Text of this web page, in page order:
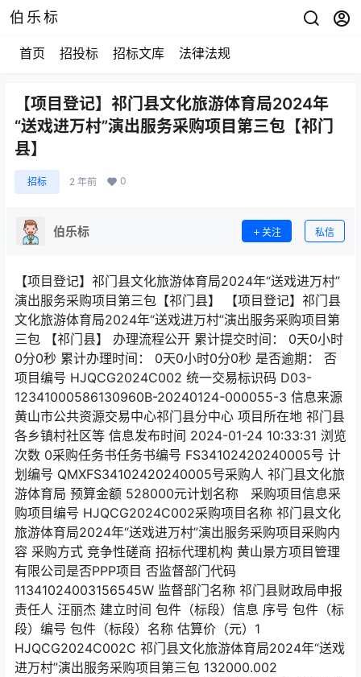
伯乐标
首页 招投标 招标文库 法律法规
【项目登记】祁门县文化旅游体育局2024年
“送戏进万村”演出服务采购项目第三包【祁门
县】
招标 2 年前 0
伯乐标 关注 私信
【项目登记】祁门县文化旅游体育局2024年“送戏进万村”
演出服务采购项目第三包【祁门县】 【项目登记】祁门县
文化旅游体育局2024年“送戏进万村”演出服务采购项目第
三包 【祁门县】 办理流程公开 累计提交时间： 0天0小时
0分0秒 累计办理时间： 0天0小时0分0秒 是否逾期： 否
项目编号 HJQCG2024C002 统一交易标识码 D03-
12341000586130960B-20240124-000055-3 信息来源
黄山市公共资源交易中心祁门县分中心 项目所在地 祁门县
各乡镇村社区等 信息发布时间 2024-01-24 10:33:31 浏览
次数 0采购任务书任务书编号 FS34102420240005号 计
划编号 QMXFS34102420240005号采购人 祁门县文化旅
游体育局 预算金额 528000元计划名称 采购项目信息采
购项目编号 HJQCG2024C002采购项目名称 祁门县文化
旅游体育局2024年“送戏进万村”演出服务采购项目采购内
容 采购方式 竞争性磋商 招标代理机构 黄山景方项目管理
有限公司是否PPP项目 否监督部门代码
11341024003156545W 监督部门名称 祁门县财政局申报
责任人 汪丽杰 建立时间 包件（标段）信息 序号 包件（标
段）编号 包件（标段）名称 估算价（元）1
HJQCG2024C002C 祁门县文化旅游体育局2024年“送戏
进万村”演出服务采购项目第三包 132000.002